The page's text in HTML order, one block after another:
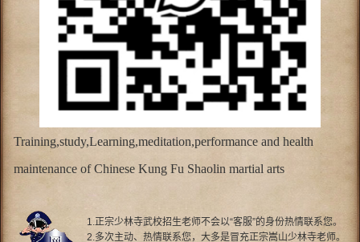
Training,study,Learning,meditation,performance and health
maintenance of Chinese Kung Fu Shaolin martial arts
1.正宗少林寺武校招生老师不会以“客服”的身份热情联系您。
2.多次主动、热情联系您，大多是冒充正宗嵩山少林寺老师。